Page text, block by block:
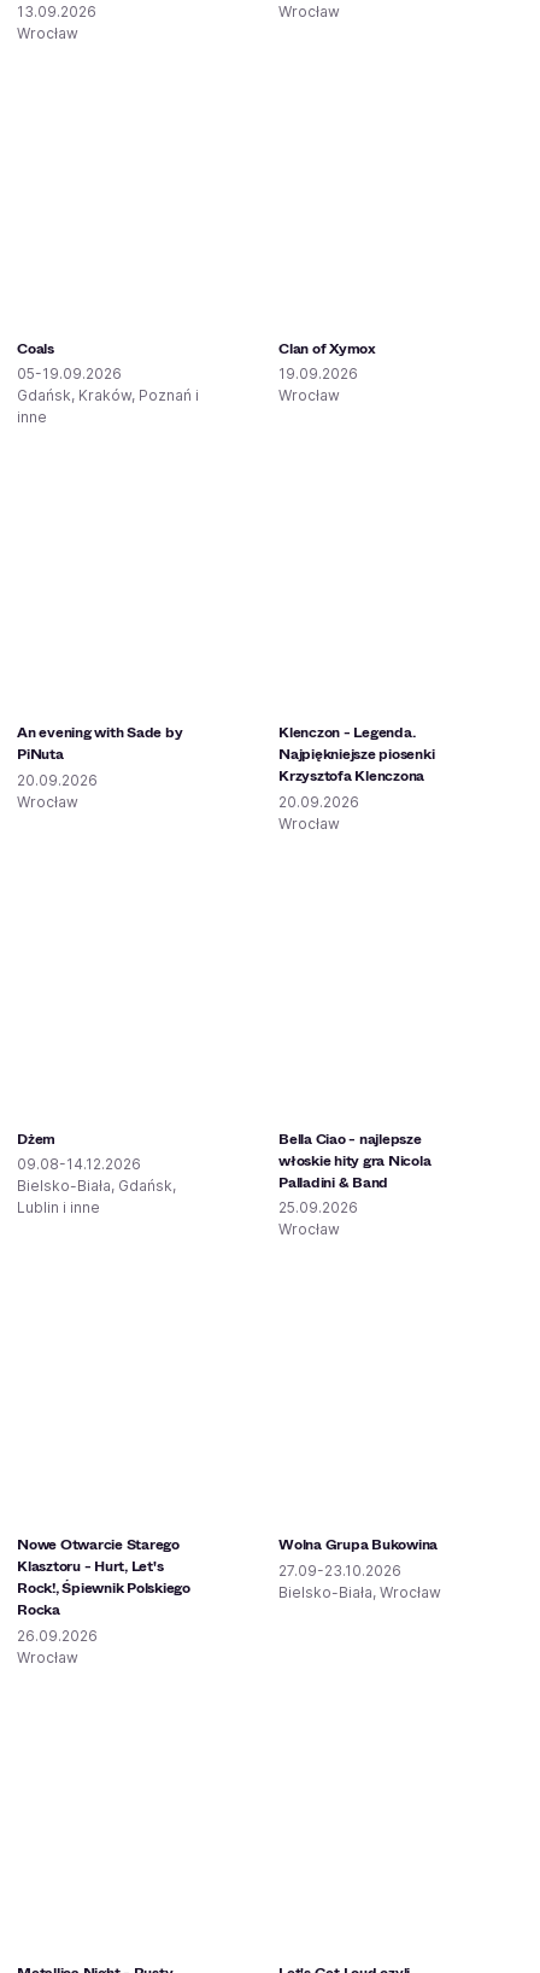
13.09.2026
Wrocław
Wrocław
Coals
05-19.09.2026
Gdańsk, Kraków, Poznań i
inne
Clan of Xymox
19.09.2026
Wrocław
An evening with Sade by
PiNuta
20.09.2026
Wrocław
Klenczon - Legenda.
Najpiękniejsze piosenki
Krzysztofa Klenczona
20.09.2026
Wrocław
Dżem
09.08-14.12.2026
Bielsko-Biała, Gdańsk,
Lublin i inne
Bella Ciao - najlepsze
włoskie hity gra Nicola
Palladini & Band
25.09.2026
Wrocław
Nowe Otwarcie Starego
Klasztoru - Hurt, Let's
Rock!, Śpiewnik Polskiego
Rocka
26.09.2026
Wrocław
Wolna Grupa Bukowina
27.09-23.10.2026
Bielsko-Biała, Wrocław